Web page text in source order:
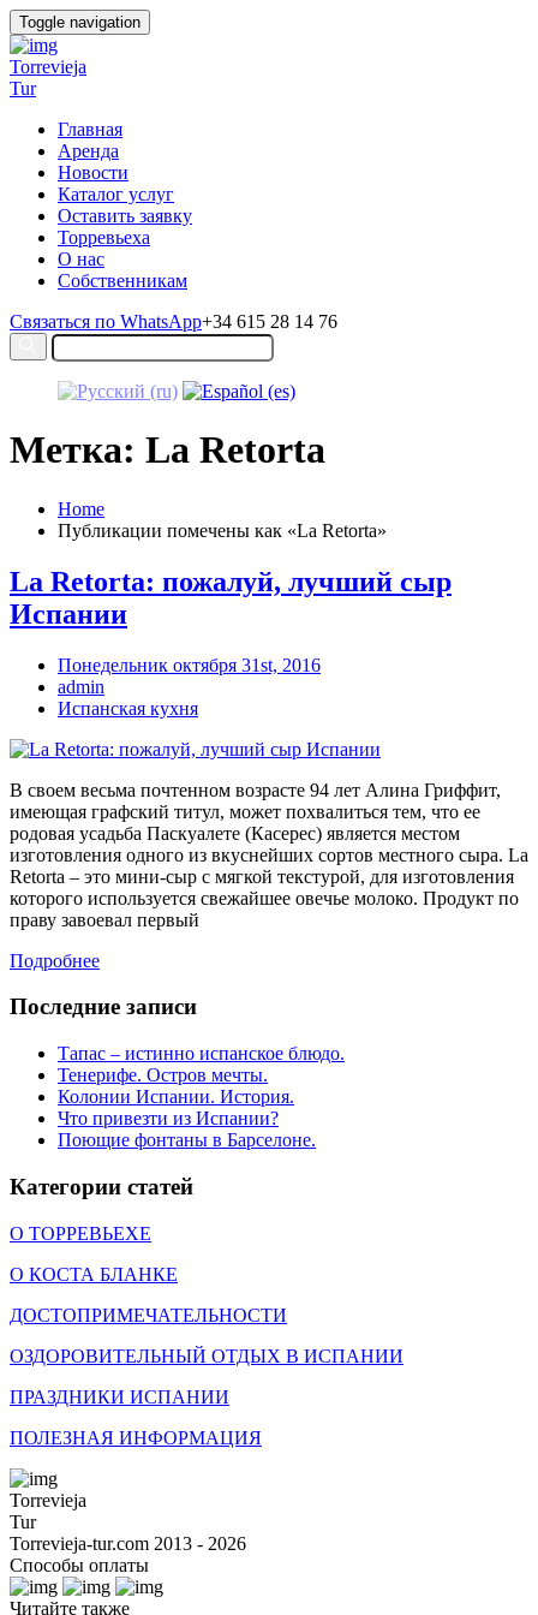
Toggle navigation
Torrevieja
Tur
Главная
Аренда
Новости
Каталог услуг
Оставить заявку
Торревьеха
О нас
Собственникам
Связаться по WhatsApp+34 615 28 14 76
Метка: La Retorta
Home
Публикации помечены как «La Retorta»
La Retorta: пожалуй, лучший сыр
Испании
Понедельник октября 31st, 2016
admin
Испанская кухня
В своем весьма почтенном возрасте 94 лет Алина Гриффит,
имеющая графский титул, может похвалиться тем, что ее
родовая усадьба Паскуалете (Касерес) является местом
изготовления одного из вкуснейших сортов местного сыра. La
Retorta – это мини-сыр с мягкой текстурой, для изготовления
которого используется свежайшее овечье молоко. Продукт по
праву завоевал первый
Подробнее
Последние записи
Тапас – истинно испанское блюдо.
Тенерифе. Остров мечты.
Колонии Испании. История.
Что привезти из Испании?
Поющие фонтаны в Барселоне.
Категории статей
О ТОРРЕВЬЕХЕ
О КОСТА БЛАНКЕ
ДОСТОПРИМЕЧАТЕЛЬНОСТИ
ОЗДОРОВИТЕЛЬНЫЙ ОТДЫХ В ИСПАНИИ
ПРАЗДНИКИ ИСПАНИИ
ПОЛЕЗНАЯ ИНФОРМАЦИЯ
Torrevieja
Tur
Torrevieja-tur.com 2013 - 2026
Способы оплаты
Читайте также